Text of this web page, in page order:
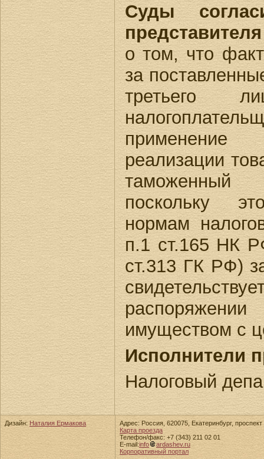
Суды
о том, что
за
третьего
реализации
поскольку
нормам
п.1 ст.165 НК
ст.313 ГК РФ)
имуществом с
Исполнители
Налоговый
Дизайн: Наталия Ермакова
Адрес: Россия, 620075, Екатеринбург,
Карта проезда
Телефон/факс: +7 (343) 211 02 01
E-mail:info
ardashev.ru
Корпоративный портал